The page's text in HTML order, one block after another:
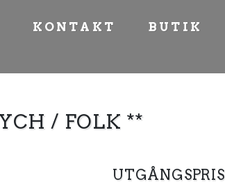
KONTAKT BUTIK
/ FOLK **
UTGÅNGSPRIS